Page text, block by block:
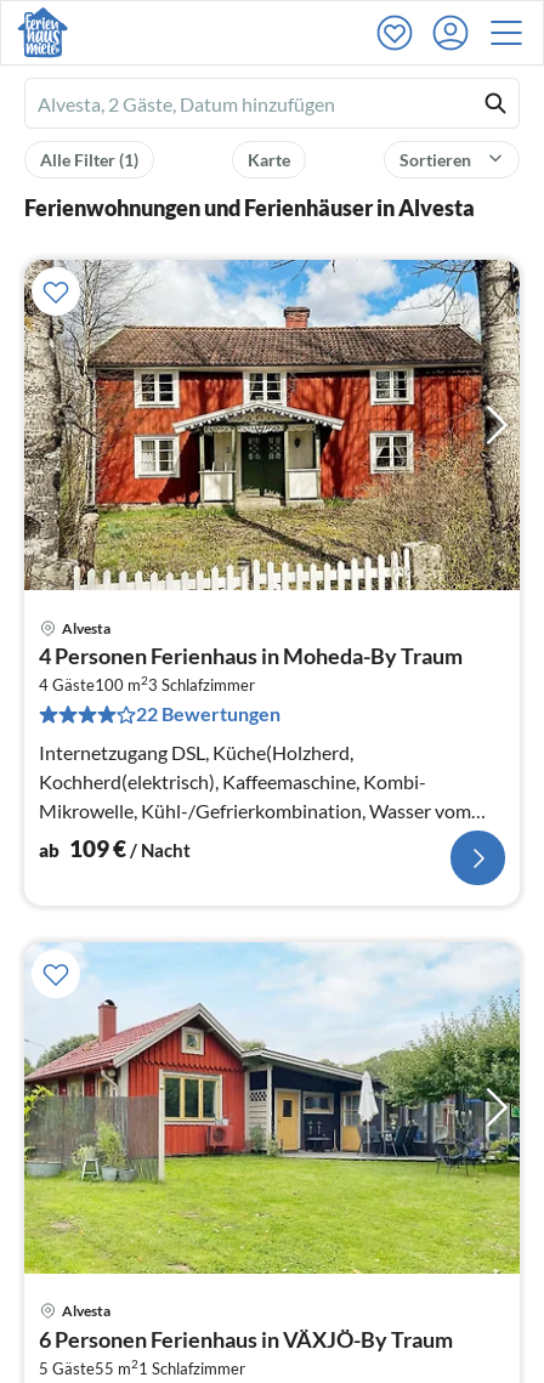
Ferienhausmiete
logo
Sortieren
Karte
Alle Filter(1)
Ferienwohnungen und Ferienhäuser in Alvesta
Alvesta
4 Personen Ferienhaus in Moheda-By Traum
4 Gäste100 m23 Schlafzimmer
22 Bewertungen
Internetzugang DSL, Küche(Holzherd,
Kochherd(elektrisch), Kaffeemaschine, Kombi-
Mikrowelle, Kühl-/Gefrierkombination, Wasser vom
Brunnen), Wohn-/Schlafzimmer(Kaminofen,
ab 109€/ Nacht
Alvesta
6 Personen Ferienhaus in VÄXJÖ-By Traum
5 Gäste55 m21 Schlafzimmer